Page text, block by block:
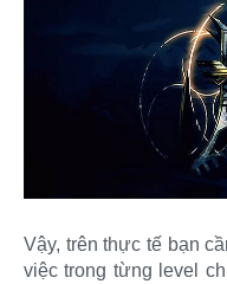
Vậy, trên thực tế bạn
việc trong từng level